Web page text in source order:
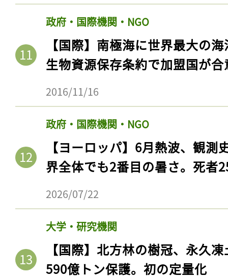
政府・国際機関・NGO
【国際】南極海に世界最大の
生物資源保存条約で加盟国が合
2016/11/16
政府・国際機関・NGO
【ヨーロッパ】6月熱波、観
界全体でも2番目の暑さ。死者
2026/07/22
大学・研究機関
【国際】北方林の樹冠、永久
590億トン保護。初の定量化